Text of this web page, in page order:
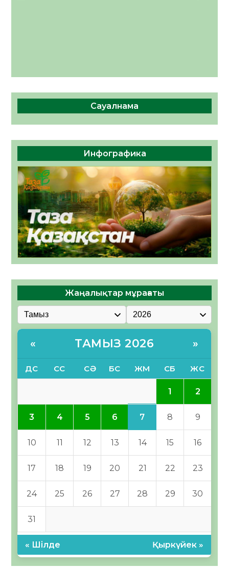
Сауалнама
Инфографика
Жаңалықтар мұрағаты
« ТАМЫЗ 2026 »
ДС СС СӘ БС ЖМ СБ ЖС
1 2
3 4 5 6 7 8 9
10 11 12 13 14 15 16
17 18 19 20 21 22 23
24 25 26 27 28 29 30
31
« Шілде Қыркүйек »